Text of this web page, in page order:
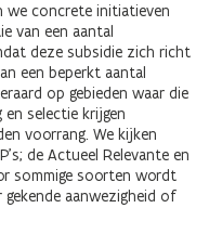
we concrete initiatieven
van een aantal
deze subsidie zich richt
een beperkt aantal
op gebieden waar die
selectie krijgen
voorrang. We kijken
de Actueel Relevante en
sommige soorten wordt
aanwezigheid of